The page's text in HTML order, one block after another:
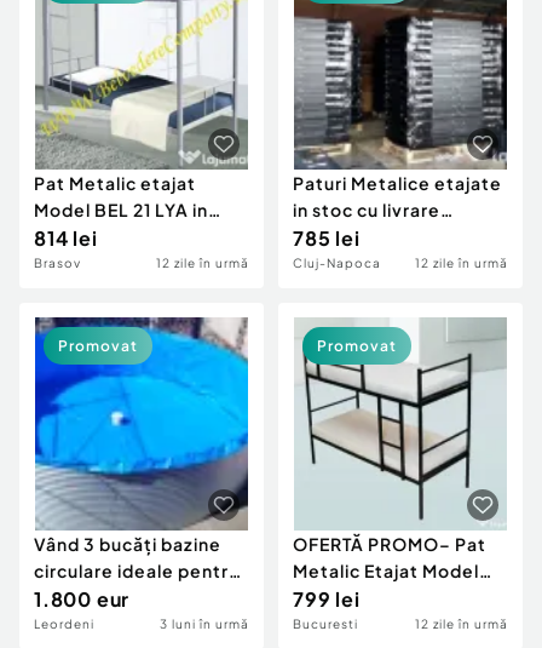
Animale de companie
Afaceri și echipamente profesionale
Inchiriere Bunuri si Vehicule
Utilaje agricole si industriale
Piese auto si accesorii
Dacia Duster
Pat Metalic etajat
Model BEL 21 LYA in
stoc cu livrare
imediata!
814 lei
Brasov 12 zile în urmă
Paturi Metalice etajate
in stoc cu livrare
imediata!
785 lei
Cluj-Napoca 12 zile în urmă
Vând 3 bucăți bazine
circulare ideale pentru
acvacultură, păstrăv,
somn, etc
1.800 eur
Leordeni 3 luni în urmă
Promovat
OFERTĂ PROMO– Pat
Metalic Etajat Model
BEL 1 – Direct de la
Producător
799 lei
Bucuresti 12 zile în urmă
Promovat